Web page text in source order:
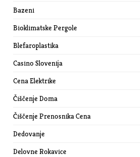
Bazeni
Bioklimatske Pergole
Blefaroplastika
Casino Slovenija
Cena Elektrike
Čiščenje Doma
Čiščenje Prenosnika Cena
Dedovanje
Delovne Rokavice